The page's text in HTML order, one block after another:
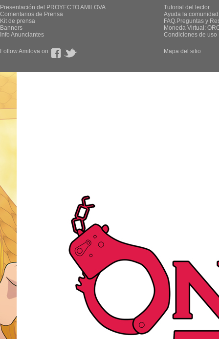
Presentación del PROYECTO AMILOVA
Comentarios de Prensa
Kit de prensa
Banners
Info Anunciantes
Tutorial del lector
Ayuda la
FAQ.Preguntas y
Moneda Virtual:
Condiciones de uso
Follow Amilova on Mapa del sitio